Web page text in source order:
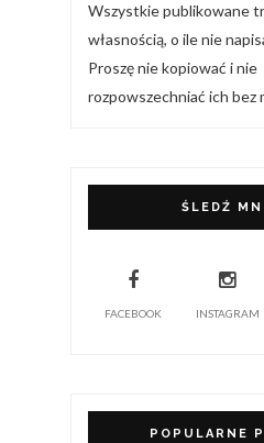
Wszystkie publikowane
własnością, o ile nie
Proszę nie kopiować i nie
rozpowszechniać ich bez
ŚLEDŹ
FACEBOOK INSTAGRAM
POPULARNE